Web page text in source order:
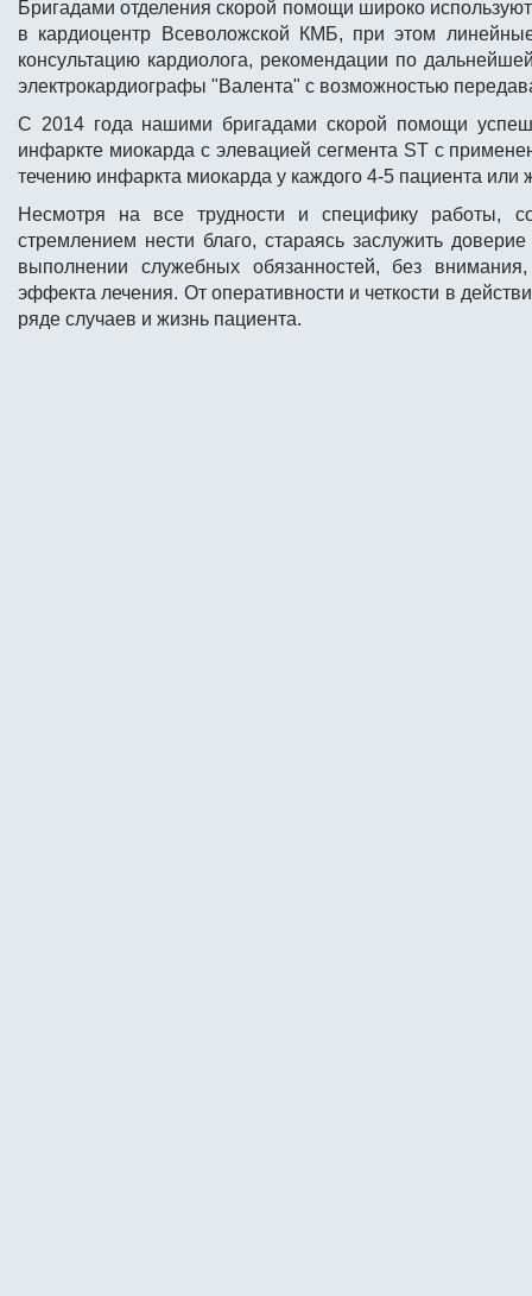
Бригадами отделения скорой помощи широко
в кардиоцентр Всеволожской КМБ, при этом
консультацию кардиолога, рекомендации по
электрокардиографы "Валента" с возможностью
С 2014 года нашими бригадами скорой помощи
инфаркте миокарда с элевацией сегмента ST c
течению инфаркта миокарда у каждого 4-5 пациента
Несмотря на все трудности и специфику работы,
стремлением нести благо, стараясь заслужить
выполнении служебных обязанностей, без внимания,
эффекта лечения. От оперативности и четкости в
ряде случаев и жизнь пациента.